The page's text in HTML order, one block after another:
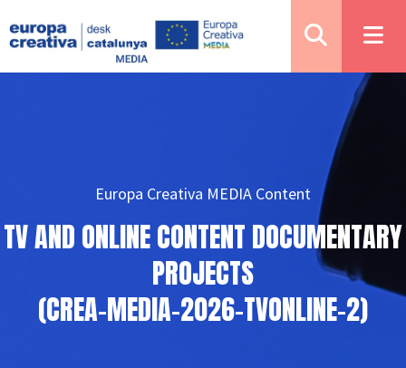
Europa Creativa MEDIA Content
TV AND ONLINE CONTENT DOCUMENTARY
PROJECTS
(CREA-MEDIA-2026-TVONLINE-2)